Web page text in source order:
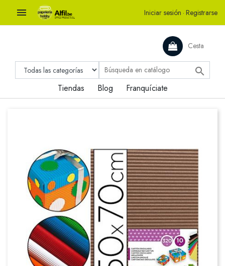
 Iniciar sesión · Registrarse
Cesta

Tiendas Blog Franquíciate